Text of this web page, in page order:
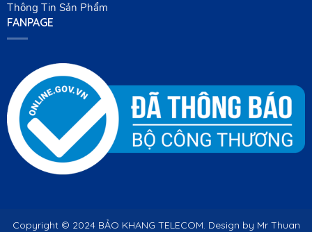
Thông Tin Sản Phẩm
FANPAGE
Copyright © 2024 BẢO KHANG TELECOM. Design by Mr Thuan